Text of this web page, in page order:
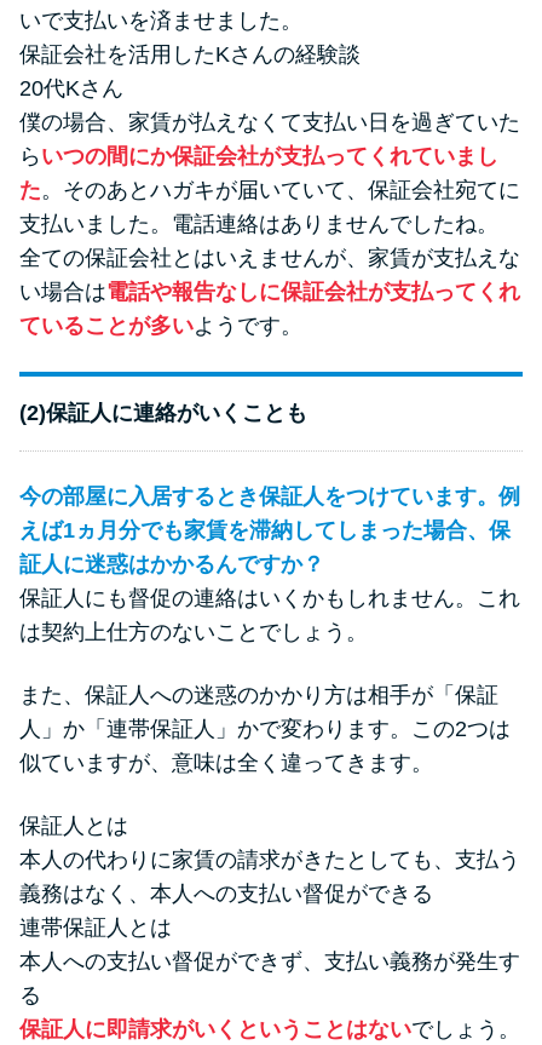
いで支払いを済ませました。
保証会社を活用したKさんの経験談
20代Kさん
僕の場合、家賃が払えなくて支払い日を過ぎていた
らいつの間にか保証会社が支払ってくれていまし
た。そのあとハガキが届いていて、保証会社宛てに
支払いました。電話連絡はありませんでしたね。
全ての保証会社とはいえませんが、家賃が支払えな
い場合は電話や報告なしに保証会社が支払ってくれ
ていることが多いようです。
(2)保証人に連絡がいくことも
今の部屋に入居するとき保証人をつけています。例
えば1ヵ月分でも家賃を滞納してしまった場合、保
証人に迷惑はかかるんですか？
保証人にも督促の連絡はいくかもしれません。これ
は契約上仕方のないことでしょう。
また、保証人への迷惑のかかり方は相手が「保証
人」か「連帯保証人」かで変わります。この2つは
似ていますが、意味は全く違ってきます。
保証人とは
本人の代わりに家賃の請求がきたとしても、支払う
義務はなく、本人への支払い督促ができる
連帯保証人とは
本人への支払い督促ができず、支払い義務が発生す
る
保証人に即請求がいくということはないでしょう。